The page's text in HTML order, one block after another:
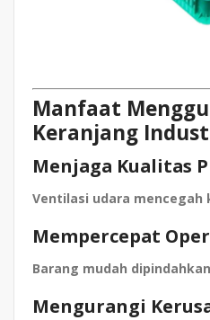
Manfaat
Keranjang
Menjaga Kualitas
Ventilasi udara mencegah
Mempercepat
Barang mudah
Mengurangi